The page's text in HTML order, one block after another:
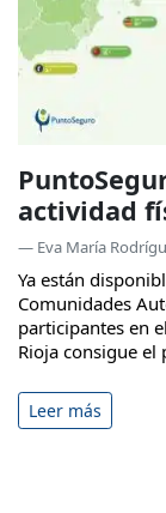
actividad
— Eva María
Ya están
Comunidades
participantes en
Rioja consigue
Leer más